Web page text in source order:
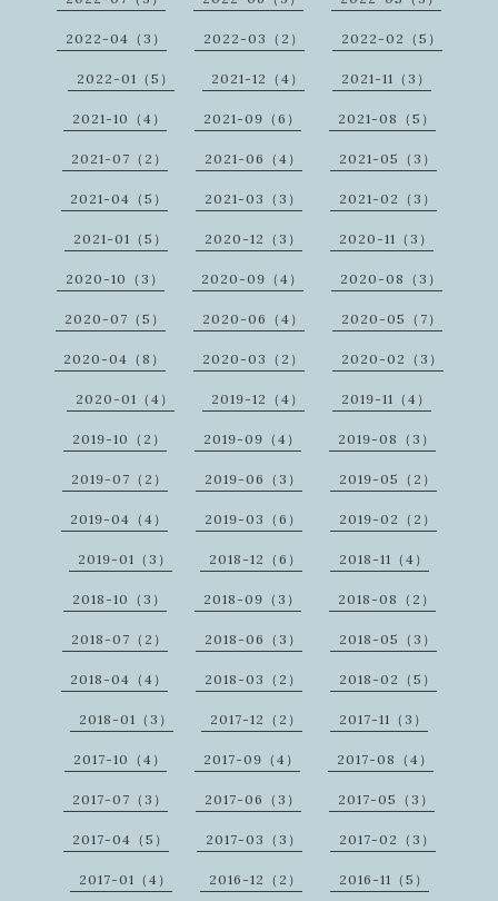
2022-04（3） 2022-03（2） 2022-02（5）
2022-01（5） 2021-12（4） 2021-11（3）
2021-10（4） 2021-09（6） 2021-08（5）
2021-07（2） 2021-06（4） 2021-05（3）
2021-04（5） 2021-03（3） 2021-02（3）
2021-01（5） 2020-12（3） 2020-11（3）
2020-10（3） 2020-09（4） 2020-08（3）
2020-07（5） 2020-06（4） 2020-05（7）
2020-04（8） 2020-03（2） 2020-02（3）
2020-01（4） 2019-12（4） 2019-11（4）
2019-10（2） 2019-09（4） 2019-08（3）
2019-07（2） 2019-06（3） 2019-05（2）
2019-04（4） 2019-03（6） 2019-02（2）
2019-01（3） 2018-12（6） 2018-11（4）
2018-10（3） 2018-09（3） 2018-08（2）
2018-07（2） 2018-06（3） 2018-05（3）
2018-04（4） 2018-03（2） 2018-02（5）
2018-01（3） 2017-12（2） 2017-11（3）
2017-10（4） 2017-09（4） 2017-08（4）
2017-07（3） 2017-06（3） 2017-05（3）
2017-04（5） 2017-03（3） 2017-02（3）
2017-01（4） 2016-12（2） 2016-11（5）